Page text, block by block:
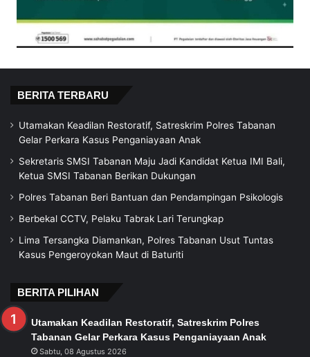
BERITA TERBARU
Utamakan Keadilan Restoratif, Satreskrim Polres Tabanan
Gelar Perkara Kasus Penganiayaan Anak
Sekretaris SMSI Tabanan Maju Jadi Kandidat Ketua IMI Bali,
Ketua SMSI Tabanan Berikan Dukungan
Polres Tabanan Beri Bantuan dan Pendampingan Psikologis
Berbekal CCTV, Pelaku Tabrak Lari Terungkap
Lima Tersangka Diamankan, Polres Tabanan Usut Tuntas
Kasus Pengeroyokan Maut di Baturiti
BERITA PILIHAN
Utamakan Keadilan Restoratif, Satreskrim Polres
Tabanan Gelar Perkara Kasus Penganiayaan Anak
Sabtu, 08 Agustus 2026